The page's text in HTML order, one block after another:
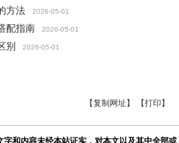
方法 2026-05-01
配指南 2026-05-01
别 2026-05-01
【复制网址】 【打印】
和内容未经本站证实，对本文以及其中全部或